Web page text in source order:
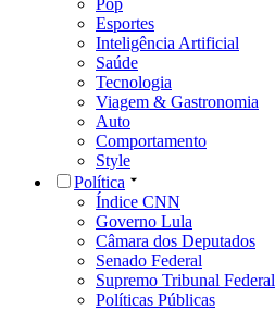
Esportes
Inteligência Artificial
Saúde
Tecnologia
Viagem & Gastronomia
Auto
Comportamento
Style
Política
Índice CNN
Governo Lula
Câmara dos Deputados
Senado Federal
Supremo Tribunal Federal
Políticas Públicas